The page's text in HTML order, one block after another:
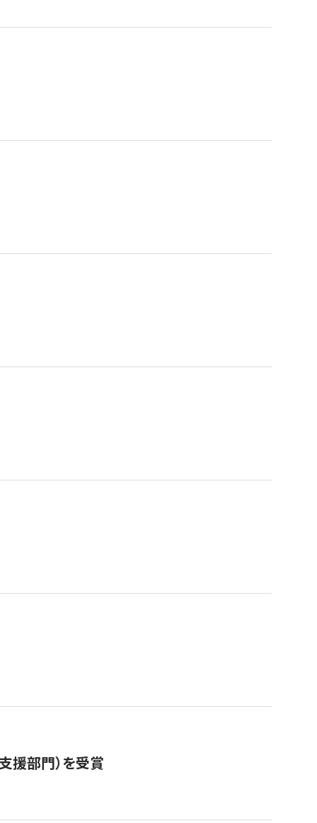
援部門）を受賞